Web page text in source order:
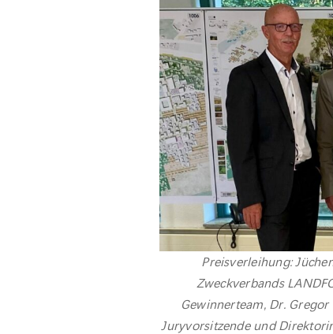
Preisverleihung:
Zweckverbands
Gewinnerteam, Dr.
Juryvorsitzende und